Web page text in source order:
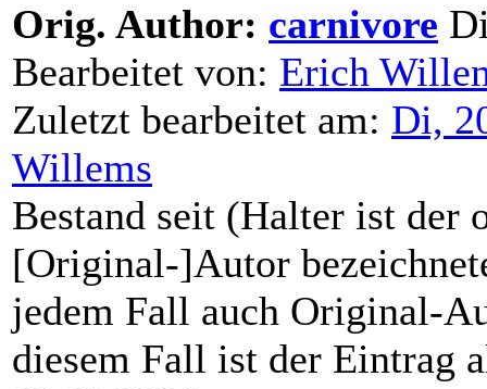
Orig. Author: carnivore
Bearbeitet von: Erich
Zuletzt bearbeitet am: Di,
Willems
Bestand seit (Halter ist der
[Original-]Autor
jedem Fall auch Original-
diesem Fall ist der Eintrag